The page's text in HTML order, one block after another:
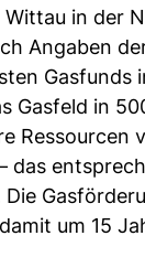
in der
Angaben
Gasfunds
Gasfeld in
Ressourcen
das
Die
um 15